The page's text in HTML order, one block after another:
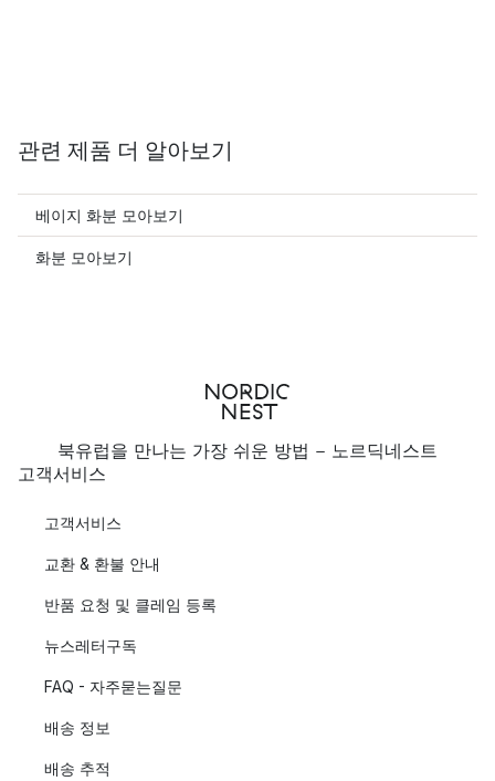
관련 제품 더 알아보기
베이지 화분 모아보기
화분 모아보기
북유럽을 만나는 가장 쉬운 방법 - 노르딕네스트
고객서비스
고객서비스
교환 & 환불 안내
반품 요청 및 클레임 등록
뉴스레터구독
FAQ - 자주묻는질문
배송 정보
배송 추적